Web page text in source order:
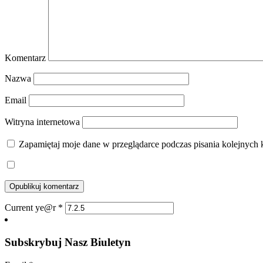
Komentarz
Nazwa
Email
Witryna internetowa
Zapamiętaj moje dane w przeglądarce podczas pisania kolejnych
Current ye@r *
Subskrybuj Nasz Biuletyn